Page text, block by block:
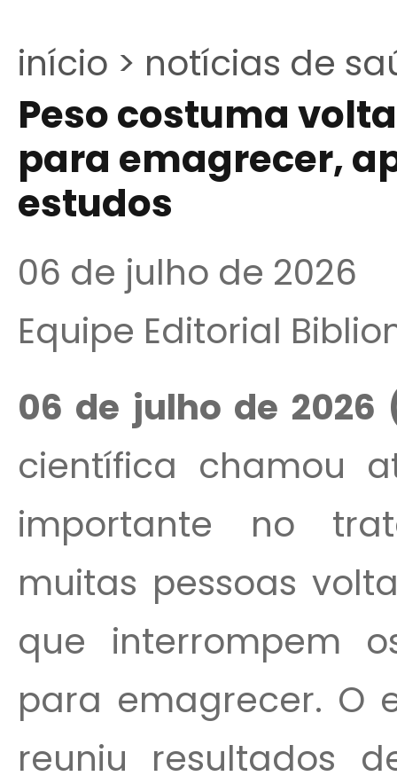
início > notícias de
Peso costuma
para emagrecer,
estudos
06 de julho de 2026
Equipe Editorial
06 de julho de 2026
científica chamou
importante no
muitas pessoas
que interrompem
para emagrecer. O
reuniu resultados